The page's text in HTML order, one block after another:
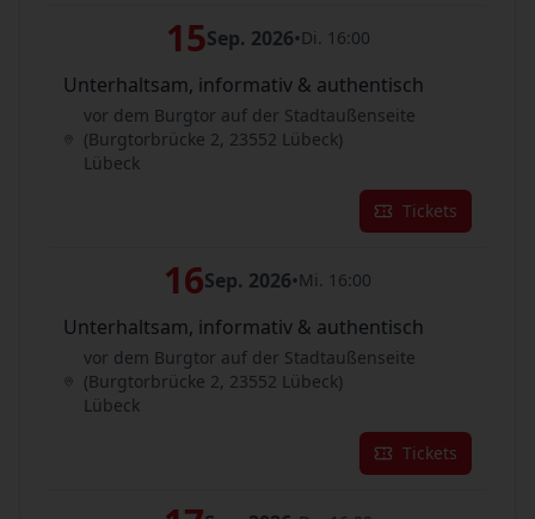
15Sep. 2026•Di. 16:00
Unterhaltsam, informativ & authentisch
vor dem Burgtor auf der Stadtaußenseite
(Burgtorbrücke 2, 23552 Lübeck)
Lübeck
Tickets
16Sep. 2026•Mi. 16:00
Unterhaltsam, informativ & authentisch
vor dem Burgtor auf der Stadtaußenseite
(Burgtorbrücke 2, 23552 Lübeck)
Lübeck
Tickets